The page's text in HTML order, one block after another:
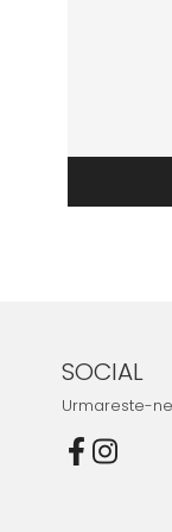
SOCIAL
Urmareste-